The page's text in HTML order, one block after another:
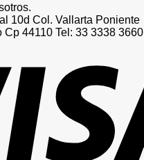
10d Col. Vallarta Poniente
44110 Tel: 33 3338 3660